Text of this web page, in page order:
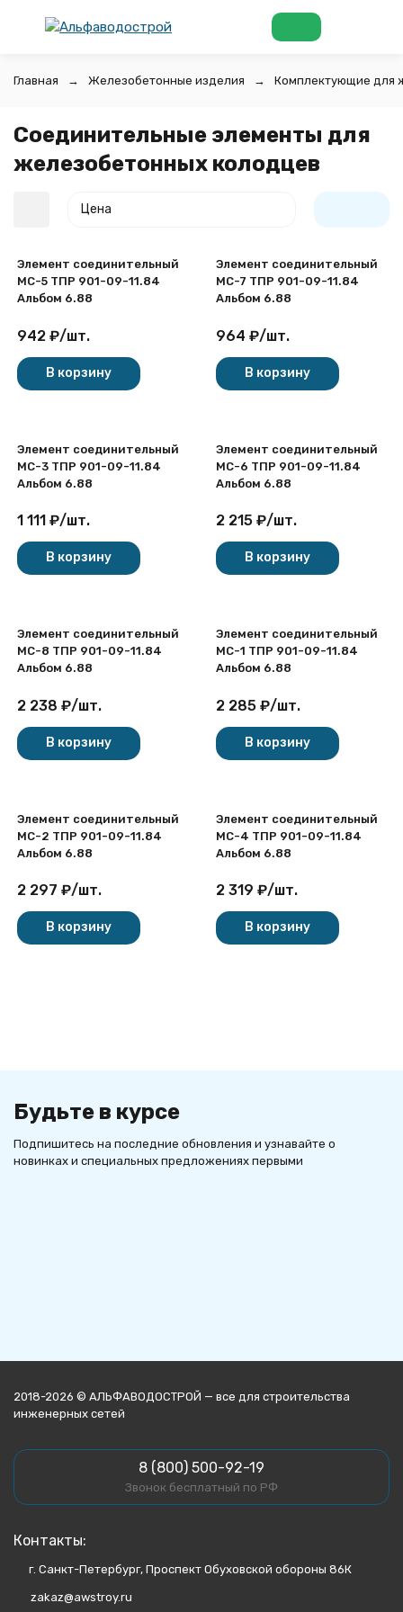
Главная Железобетонные изделия Комплектующие для
Соединительные элементы для
железобетонных колодцев
Цена
Элемент соединительный
МС-5 ТПР 901-09-11.84
Альбом 6.88
942 ₽/шт.
В корзину
Элемент соединительный
МС-7 ТПР 901-09-11.84
Альбом 6.88
964 ₽/шт.
В корзину
Элемент соединительный
МС-3 ТПР 901-09-11.84
Альбом 6.88
1 111 ₽/шт.
В корзину
Элемент соединительный
МС-6 ТПР 901-09-11.84
Альбом 6.88
2 215 ₽/шт.
В корзину
Элемент соединительный
МС-8 ТПР 901-09-11.84
Альбом 6.88
2 238 ₽/шт.
В корзину
Элемент соединительный
МС-1 ТПР 901-09-11.84
Альбом 6.88
2 285 ₽/шт.
В корзину
Элемент соединительный
МС-2 ТПР 901-09-11.84
Альбом 6.88
2 297 ₽/шт.
В корзину
Элемент соединительный
МС-4 ТПР 901-09-11.84
Альбом 6.88
2 319 ₽/шт.
В корзину
Будьте в курсе
Подпишитесь на последние обновления и узнавайте о
новинках и специальных предложениях первыми
2018-2026 © АЛЬФАВОДОСТРОЙ — все для строительства
инженерных сетей
8 (800) 500-92-19
Звонок бесплатный по РФ
Контакты:
г. Санкт-Петербург, Проспект Обуховской обороны 86К
zakaz@awstroy.ru